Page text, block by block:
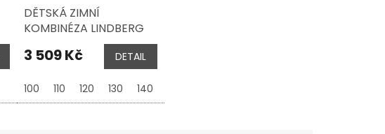
DĚTSKÁ ZIMNÍ
KOMBINÉZA LINDBERG
SWEDEN, ANORAK
JUNIOR 15 000 MM,
3 509 Kč DETAIL
100 110 120 130 140